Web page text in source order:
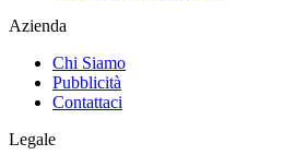
Azienda
Chi Siamo
Pubblicità
Contattaci
Legale